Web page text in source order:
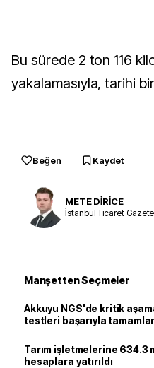
Bu sürede 2 ton 116
yakalamasıyla, tarihi
Beğen Kaydet
METE DİRİCE
İstanbul Ticaret
Manşetten Seçmeler
Akkuyu NGS'de kritik
testleri başarıyla
Tarım işletmelerine 634.3
hesaplara yatırıldı